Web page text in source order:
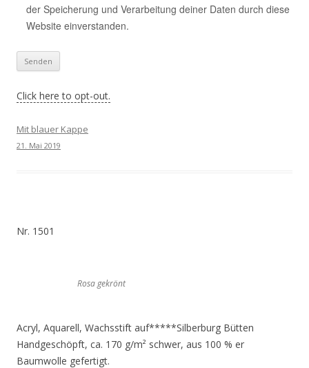
der Speicherung und Verarbeitung deiner Daten durch diese
Website einverstanden.
Click here to opt-out.
Mit blauer Kappe
21. Mai 2019
Nr. 1501
Rosa gekrönt
Acryl, Aquarell, Wachsstift auf*****Silberburg Bütten
Handgeschöpft, ca. 170 g/m² schwer, aus 100 % er
Baumwolle gefertigt.